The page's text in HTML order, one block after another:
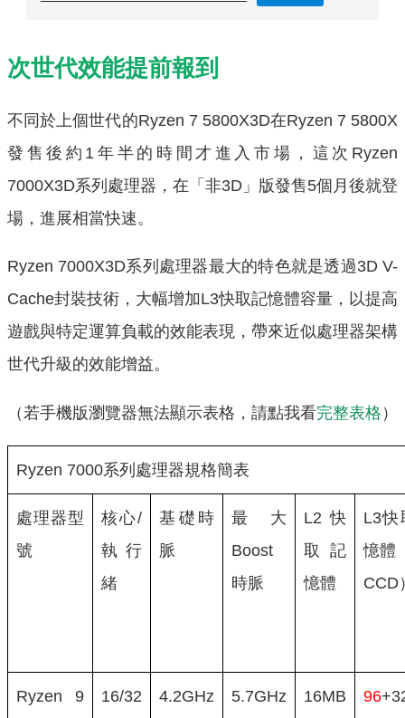
次世代效能提前報到
不同於上個世代的Ryzen 7 5800X3D在Ryzen 7 5800X
發售後約1年半的時間才進入市場，這次Ryzen
7000X3D系列處理器，在「非3D」版發售5個月後就登
場，進展相當快速。
Ryzen 7000X3D系列處理器最大的特色就是透過3D V-
Cache封裝技術，大幅增加L3快取記憶體容量，以提高
遊戲與特定運算負載的效能表現，帶來近似處理器架構
世代升級的效能增益。
（若手機版瀏覽器無法顯示表格，請點我看完整表格 ）
Ryzen 7000系列處理器規格簡表
處理器型
號
核心/
執行
緒
基礎時
脈
最大
Boost
時脈
L2快
取記
憶體
L3快
憶體
CCD
Ryzen 9
16/32 4.2GHz 5.7GHz 16MB 96